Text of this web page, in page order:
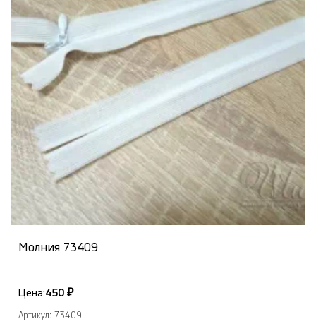
Молния 73409
Цена:450 ₽
Артикул: 73409